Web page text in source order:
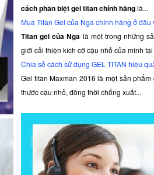
cách phân biệt gel titan chính hãnglà...
Mua Titan Gel của Nga chính hãng ở đâu
Titan gel của Nga là một trong những
giới cải thiện kích cỡ cậu nhỏ của mình tại
Chia sẻ cách sử dụng GEL TITAN hiệu
Gel titan Maxman 2016 là một sản
thước cậu nhỏ, đồng thời chống xuất...